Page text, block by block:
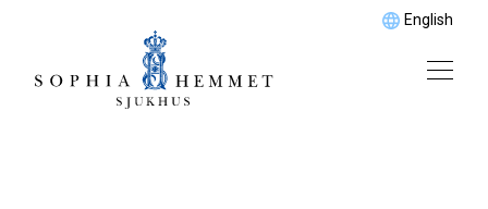
English